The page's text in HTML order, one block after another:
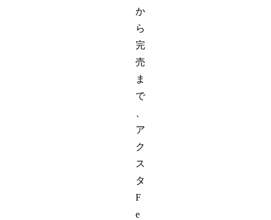
か
ら
完
売
ま
で
ア
ク
ス
タ
F
e